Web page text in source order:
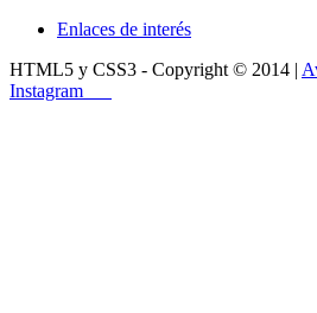
Enlaces de interés
HTML5 y CSS3 - Copyright © 2014 |
Instagram